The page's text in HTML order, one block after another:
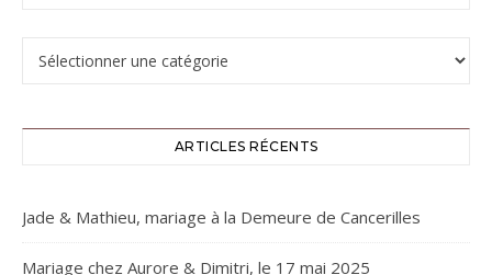
Catégories
ARTICLES RÉCENTS
Jade & Mathieu, mariage à la Demeure de Cancerilles
Mariage chez Aurore & Dimitri, le 17 mai 2025